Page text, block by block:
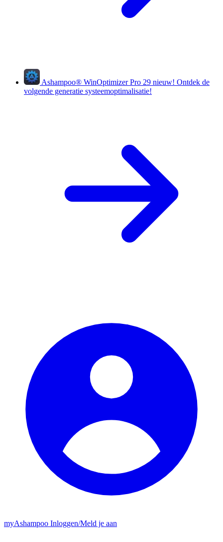
Ashampoo® WinOptimizer Pro 29 nieuw! Ontdek de
volgende generatie systeemoptimalisatie!
myAshampoo Inloggen/Meld je aan